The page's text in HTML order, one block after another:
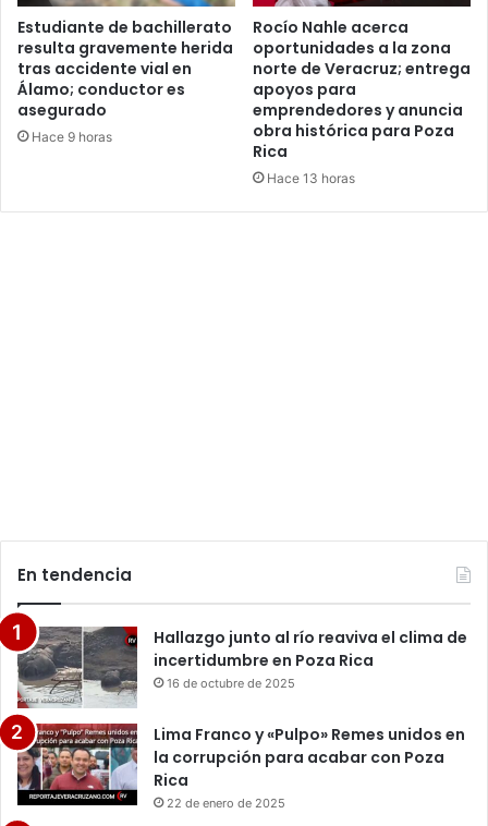
Estudiante de bachillerato
resulta gravemente herida
tras accidente vial en
Álamo; conductor es
asegurado
Hace 9 horas
Rocío Nahle acerca
oportunidades a la zona
norte de Veracruz; entrega
apoyos para
emprendedores y anuncia
obra histórica para Poza
Rica
Hace 13 horas
En tendencia
Hallazgo junto al río reaviva el clima de
incertidumbre en Poza Rica
16 de octubre de 2025
Lima Franco y «Pulpo» Remes unidos en
la corrupción para acabar con Poza
Rica
22 de enero de 2025